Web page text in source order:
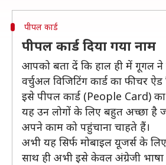
पीपल कार्ड
पीपल कार्ड दिया गया नाम
आपको बता दें कि हाल ही में गूगल ने
वर्चुअल विजिटिंग कार्ड का फीचर ऐड
इसे पीपल कार्ड (People Card) का
यह उन लोगों के लिए बहुत अच्छा है
अपने काम को पहुंचाना चाहते हैं।
अभी यह सिर्फ मोबाइल यूजर्स के
साथ ही अभी इसे केवल अंग्रेजी भाषा